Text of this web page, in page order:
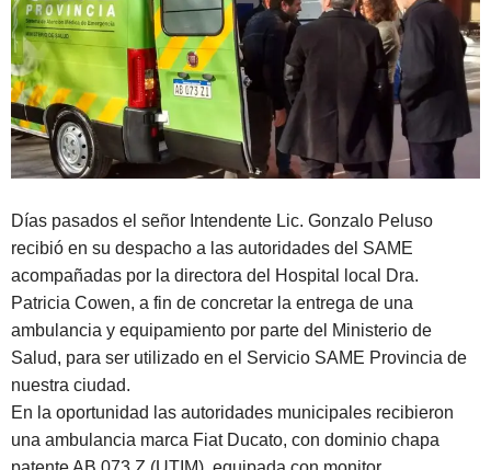
Días pasados el señor Intendente Lic. Gonzalo Peluso
recibió en su despacho a las autoridades del SAME
acompañadas por la directora del Hospital local Dra.
Patricia Cowen, a fin de concretar la entrega de una
ambulancia y equipamiento por parte del Ministerio de
Salud, para ser utilizado en el Servicio SAME Provincia de
nuestra ciudad.
En la oportunidad las autoridades municipales recibieron
una ambulancia marca Fiat Ducato, con dominio chapa